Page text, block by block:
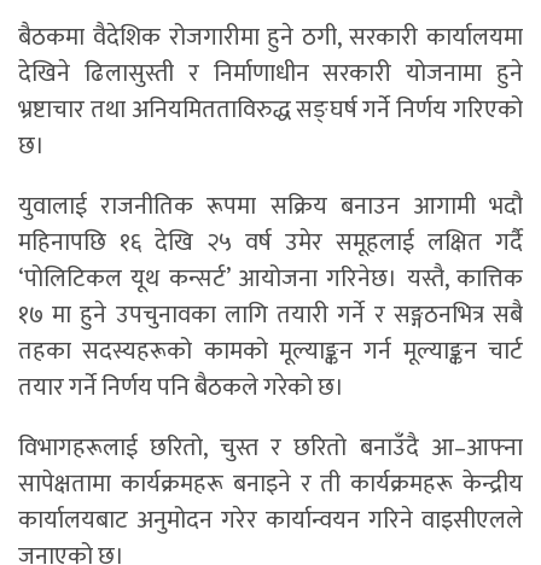
बैठकमा वैदेशिक रोजगारीमा हुने ठगी, सरकारी कार्यालयमा
देखिने ढिलासुस्ती र निर्माणाधीन सरकारी योजनामा हुने
भ्रष्टाचार तथा अनियमितताविरुद्ध सङ्घर्ष गर्ने निर्णय गरिएको
छ।
युवालाई राजनीतिक रूपमा सक्रिय बनाउन आगामी भदौ
महिनापछि १६ देखि २५ वर्ष उमेर समूहलाई लक्षित गर्दै
‘पोलिटिकल यूथ कन्सर्ट’ आयोजना गरिनेछ। यस्तै, कात्तिक
१७ मा हुने उपचुनावका लागि तयारी गर्ने र सङ्गठनभित्र सबै
तहका सदस्यहरूको कामको मूल्याङ्कन गर्न मूल्याङ्कन चार्ट
तयार गर्ने निर्णय पनि बैठकले गरेको छ।
विभागहरूलाई छरितो, चुस्त र छरितो बनाउँदै आ–आफ्ना
सापेक्षतामा कार्यक्रमहरू बनाइने र ती कार्यक्रमहरू केन्द्रीय
कार्यालयबाट अनुमोदन गरेर कार्यान्वयन गरिने वाइसीएलले